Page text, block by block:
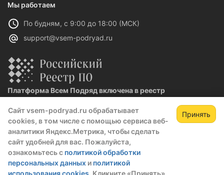
Сайт vsem-podryad.ru обрабатывает
cookies, в том числе с помощью сервиса веб-
аналитики Яндекс.Метрика, чтобы сделать
сайт удобней для вас. Пожалуйста,
ознакомьтесь с политикой обработки
персональных данных и политикой
использования cookies . Кликните «Принять»,
Принять
Мы работаем
По будням, с 9:00 до 18:00 (МСК)
support@vsem-podryad.ru
Платформа Всем Подряд включена в реестр
Реестровая запись №32021 от 06.02.2026
Политика конфиденциальности
О компании